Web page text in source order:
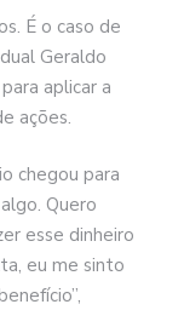
É o caso de
Geraldo
aplicar a
ações.
chegou para
Quero
esse dinheiro
eu me sinto